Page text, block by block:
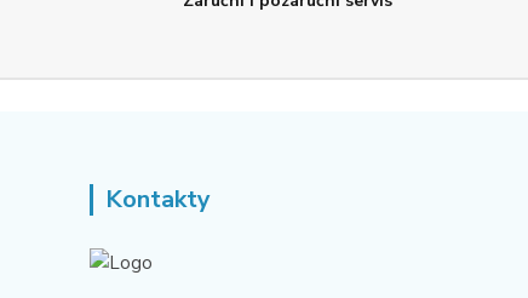
Kontakty